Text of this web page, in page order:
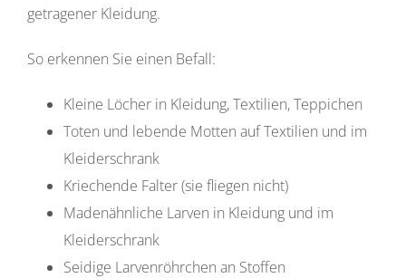
getragener Kleidung.
So erkennen Sie einen Befall:
Kleine Löcher in Kleidung, Textilien, Teppichen
Toten und lebende Motten auf Textilien und im
Kleiderschrank
Kriechende Falter (sie fliegen nicht)
Madenähnliche Larven in Kleidung und im
Kleiderschrank
Seidige Larvenröhrchen an Stoffen